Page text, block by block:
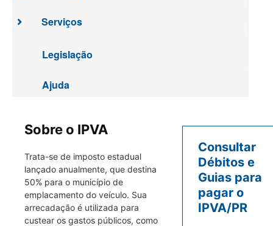
Serviços
Legislação
Ajuda
Sobre o IPVA
Trata-se de imposto estadual
lançado anualmente, que destina
50% para o município de
emplacamento do veículo. Sua
arrecadação é utilizada para
custear os gastos públicos, como
Consultar
Débitos e
Guias para
pagar o
IPVA/PR